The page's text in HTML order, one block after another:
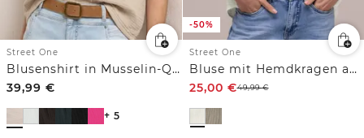
Street One
Blusenshirt in Musselin-Qualität
39,99 €
+ 5
-50%
Street One
Bluse mit Hemdkragen aus Musselinstoff
25,00 €49,99€